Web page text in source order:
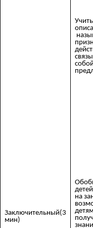
Заключительный(3
мин)
на